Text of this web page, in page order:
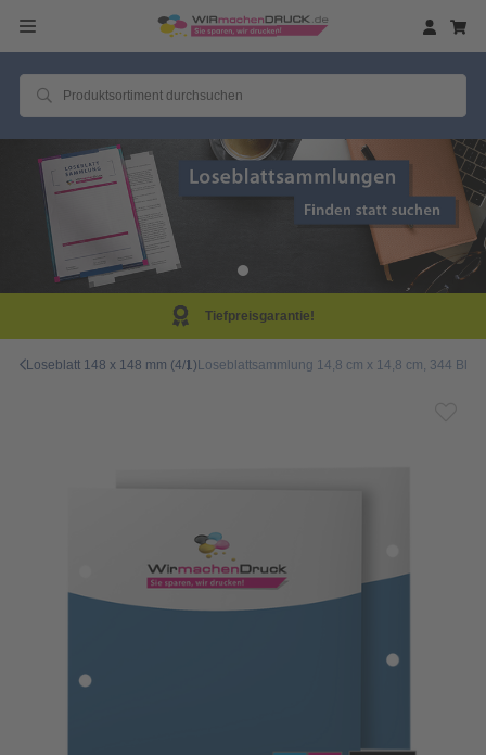
Loseblatt 148 x 148 mm (4/1)Loseblattsammlung 14,8 cm x 14,8 cm, 344